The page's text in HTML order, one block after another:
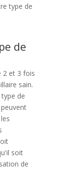
type de
de
2 et 3 fois
sain.
de
soit
de